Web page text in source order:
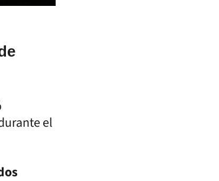
el